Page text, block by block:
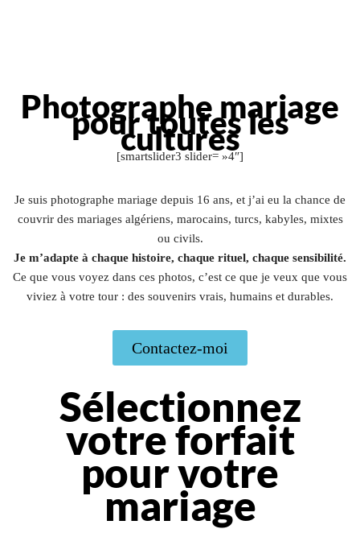
Photographe mariage
pour toutes les
cultures
[smartslider3 slider= »4″]
Je suis photographe mariage depuis 16 ans, et j’ai eu la chance de
couvrir des mariages algériens, marocains, turcs, kabyles, mixtes
ou civils.
Je m’adapte à chaque histoire, chaque rituel, chaque sensibilité.
Ce que vous voyez dans ces photos, c’est ce que je veux que vous
viviez à votre tour : des souvenirs vrais, humains et durables.
Contactez-moi
Sélectionnez
votre forfait
pour votre
mariage